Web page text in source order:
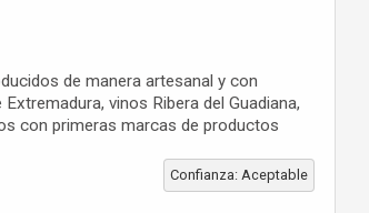
de manera artesanal y con
vinos Ribera del Guadiana,
con primeras marcas de productos
Confianza: Aceptable